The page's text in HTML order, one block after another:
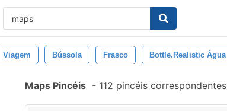
Viagem Bússola Frasco Bottle.realistic Água
Maps Pincéis - 112 pincéis correspondentes